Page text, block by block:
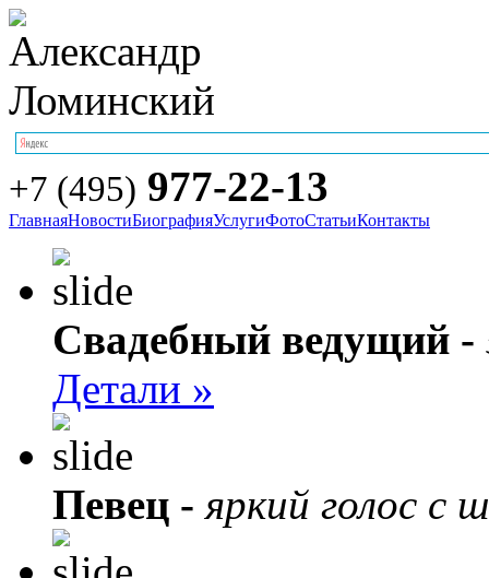
+7 (495) 977-22-13
ГлавнаяНовостиБиографияУслугиФотоСтатьиКонтакты
Свадебный ведущий -
Детали »
Певец - яркий голос с